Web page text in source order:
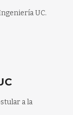
UC.
a la